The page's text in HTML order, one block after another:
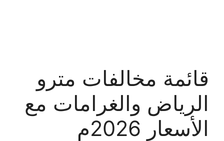
قائمة مخالفات مترو
الرياض والغرامات مع
الأسعار 2026م